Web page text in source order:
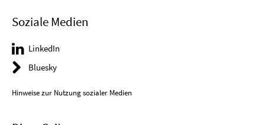
Soziale Medien
LinkedIn
Bluesky
Hinweise zur Nutzung sozialer Medien